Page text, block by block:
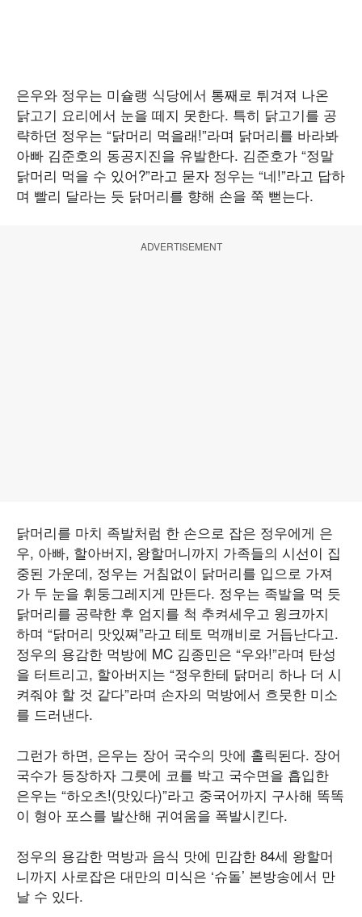
은우와 정우는 미슐랭 식당에서 통째로 튀겨져 나온
닭고기 요리에서 눈을 떼지 못한다. 특히 닭고기를 공
략하던 정우는 “닭머리 먹을래!”라며 닭머리를 바라봐
아빠 김준호의 동공지진을 유발한다. 김준호가 “정말
닭머리 먹을 수 있어?”라고 묻자 정우는 “네!”라고 답하
며 빨리 달라는 듯 닭머리를 향해 손을 쭉 뻗는다.
ADVERTISEMENT
닭머리를 마치 족발처럼 한 손으로 잡은 정우에게 은
우, 아빠, 할아버지, 왕할머니까지 가족들의 시선이 집
중된 가운데, 정우는 거침없이 닭머리를 입으로 가져
가 두 눈을 휘둥그레지게 만든다. 정우는 족발을 먹 듯
닭머리를 공략한 후 엄지를 척 추켜세우고 윙크까지
하며 “닭머리 맛있쪄”라고 테토 먹깨비로 거듭난다고.
정우의 용감한 먹방에 MC 김종민은 “우와!”라며 탄성
을 터트리고, 할아버지는 “정우한테 닭머리 하나 더 시
켜줘야 할 것 같다”라며 손자의 먹방에서 흐뭇한 미소
를 드러낸다.
그런가 하면, 은우는 장어 국수의 맛에 홀릭된다. 장어
국수가 등장하자 그릇에 코를 박고 국수면을 흡입한
은우는 “하오츠!(맛있다)”라고 중국어까지 구사해 똑똑
이 형아 포스를 발산해 귀여움을 폭발시킨다.
정우의 용감한 먹방과 음식 맛에 민감한 84세 왕할머
니까지 사로잡은 대만의 미식은 ‘슈돌’ 본방송에서 만
날 수 있다.